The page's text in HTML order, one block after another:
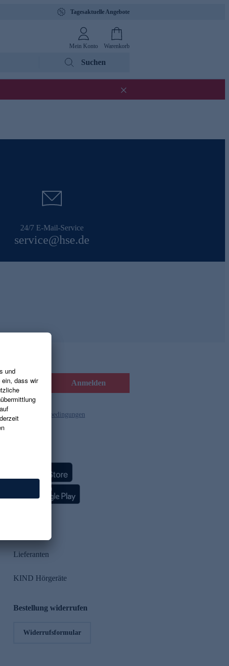
Tagesaktuelle Angebote
Mein Konto Warenkorb
Suchen
24/7 E-Mail-Service
service@hse.de
Anmelden
und die Gutscheinbedingungen
Lieferanten
KIND Hörgeräte
Bestellung widerrufen
Widerrufsformular